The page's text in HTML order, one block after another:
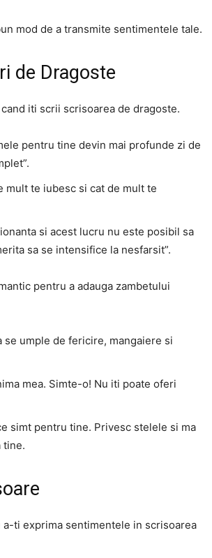
mod de a transmite sentimentele tale.
de Dragoste
iti scrii scrisoarea de dragoste.
pentru tine devin mai profunde zi de
mult te iubesc si cat de mult te
si acest lucru nu este posibil sa
sa se intensifice la nesfarsit”.
pentru a adauga zambetului
umple de fericire, mangaiere si
mea. Simte-o! Nu iti poate oferi
simt pentru tine. Privesc stelele si ma
tine.
ti exprima sentimentele in scrisoarea